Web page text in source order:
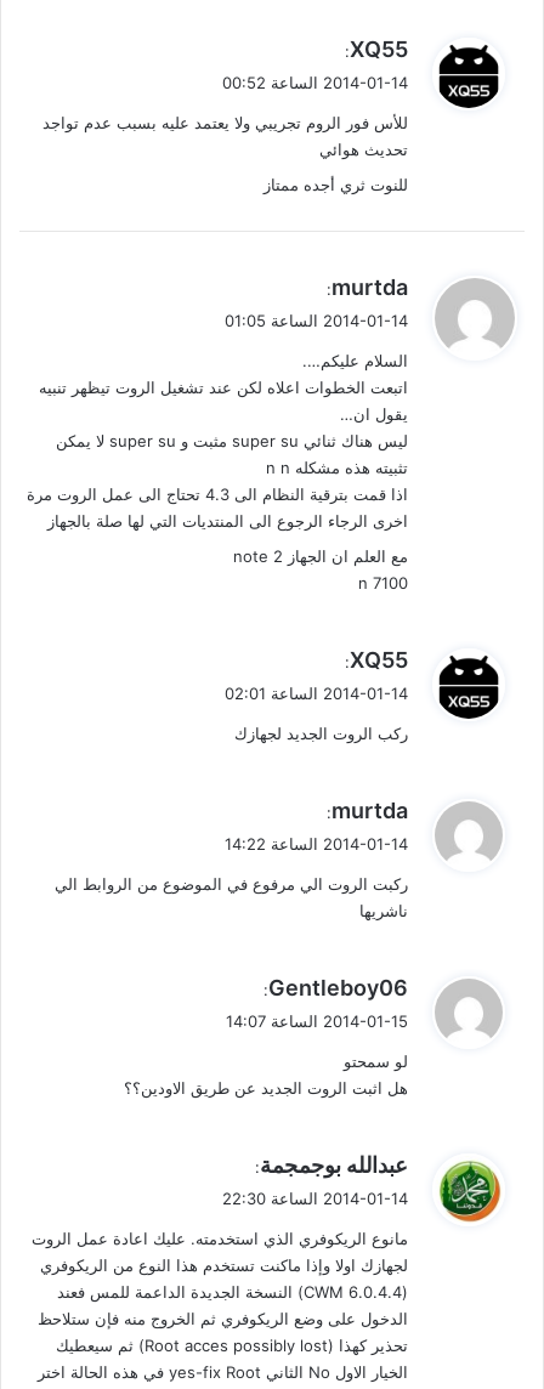
ي
ل
XQ55
:
2014-01-14 الساعة 00:52
للأس فور الروم تجريبي ولا يعتمد عليه بسبب عدم تواجد
تحديث هوائي
للنوت ثري أجده ممتاز
ي
ل
murtda
:
2014-01-14 الساعة 01:05
السلام عليكم….
اتبعت الخطوات اعلاه لكن عند تشغيل الروت تيظهر تنبيه
يقول ان…
ليس هناك ثنائي super su مثبت و super su لا يمكن
تثبيته هذه مشكله n n
اذا قمت بترقية النظام الى 4.3 تحتاج الى عمل الروت مرة
اخرى الرجاء الرجوع الى المنتديات التي لها صلة بالجهاز
مع العلم ان الجهاز note 2
n 7100
ي
ل
XQ55
:
2014-01-14 الساعة 02:01
ركب الروت الجديد لجهازك
ي
ل
murtda
:
2014-01-14 الساعة 14:22
ركبت الروت الي مرفوع في الموضوع من الروابط الي
ناشريها
ي
ل
Gentleboy06
:
2014-01-15 الساعة 14:07
لو سمحتو
هل اثبت الروت الجديد عن طريق الاودين؟؟
ي
ل
عبدالله بوجمجمة:
2014-01-14 الساعة 22:30
مانوع الريكوفري الذي استخدمته. عليك اعادة عمل الروت
لجهازك اوﻻ وإذا ماكنت تستخدم هذا النوع من الريكوفري
(CWM 6.0.4.4) النسخة الجديدة الداعمة للمس فعند
الدخول على وضع الريكوفري ثم الخروج منه فإن ستلاحظ
تحذير كهذا (Root acces possibly lost) ثم سيعطيك
الخيار اﻻول No الثاني yes-fix Root في هذه الحالة اختر